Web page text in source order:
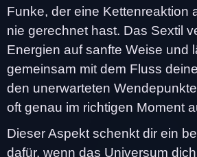
Funke, der eine Kettenreaktion
nie gerechnet hast. Das Sextil
Energien auf sanfte Weise und
gemeinsam mit dem Fluss
den unerwarteten
oft genau im richtigen Moment
Dieser Aspekt schenkt dir ein
dafür, wenn das Universum